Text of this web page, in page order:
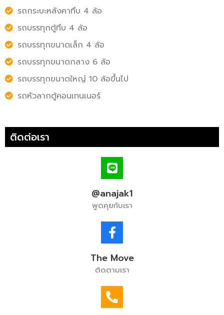
รถกระบะหลังคาทึบ 4 ล้อ
รถบรรทุกตู้ทึบ 4 ล้อ
รถบรรทุกขนาดเล็ก 4 ล้อ
รถบรรทุกขนาดกลาง 6 ล้อ
รถบรรทุกขนาดใหญ่ 10 ล้อขึ้นไป
รถหัวลากตู้คอนเทนเนอร์
ติดต่อเรา
@anajak1
พูดคุยกับเรา
The Move
ติดตามเรา